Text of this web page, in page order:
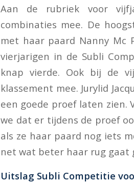
Aan de rubriek voor
combinaties mee. De
met haar paard Nanny Mc
vierjarigen in de Subli
knap vierde. Ook bij de
klassement mee. Jurylid
een goede proef laten zien.
we dat er tijdens de proef
als ze haar paard nog iets
net wat beter haar rug gaat
Uitslag Subli Competitie